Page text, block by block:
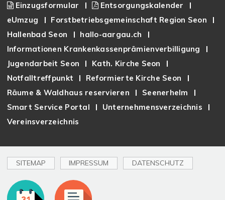
Einzugsformular
Entsorgungskalender
eUmzug
Forstbetriebsgemeinschaft Region Seon
Hallenbad Seon
hallo-aargau.ch
Informationen Krankenkassenprämienverbilligung
Jugendarbeit Seon
Kath. Kirche Seon
Notfalltreffpunkt
Reformierte Kirche Seon
Räume & Waldhaus reservieren
Seenerhelm
Smart Service Portal
Unternehmensverzeichnis
Vereinsverzeichnis
SITEMAP IMPRESSUM DATENSCHUTZ
Toplinks